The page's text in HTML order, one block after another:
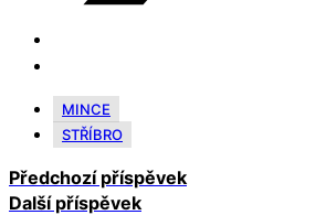
MINCE
STŘÍBRO
Předchozí příspěvek
Další příspěvek